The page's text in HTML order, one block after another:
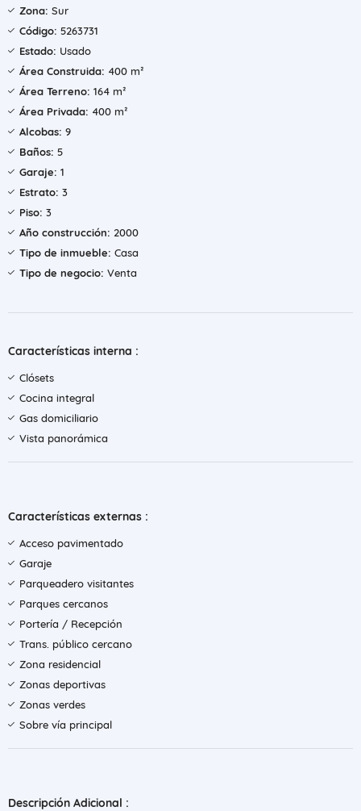
Zona: Sur
Código: 5263731
Estado: Usado
Área Construida: 400 m²
Área Terreno: 164 m²
Área Privada: 400 m²
Alcobas: 9
Baños: 5
Garaje: 1
Estrato: 3
Piso: 3
Año construcción: 2000
Tipo de inmueble: Casa
Tipo de negocio: Venta
Características interna :
Clósets
Cocina integral
Gas domiciliario
Vista panorámica
Características externas :
Acceso pavimentado
Garaje
Parqueadero visitantes
Parques cercanos
Portería / Recepción
Trans. público cercano
Zona residencial
Zonas deportivas
Zonas verdes
Sobre vía principal
Descripción Adicional :